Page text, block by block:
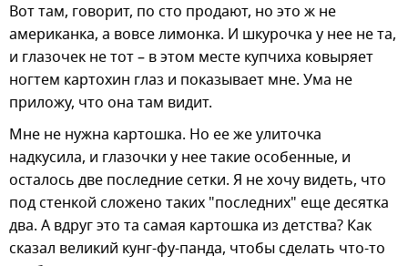
Вот там, говорит, по сто продают, но это ж не
американка, а вовсе лимонка. И шкурочка у нее не та,
и глазочек не тот – в этом месте купчиха ковыряет
ногтем картохин глаз и показывает мне. Ума не
приложу, что она там видит.
Мне не нужна картошка. Но ее же улиточка
надкусила, и глазочки у нее такие особенные, и
осталось две последние сетки. Я не хочу видеть, что
под стенкой сложено таких "последних" еще десятка
два. А вдруг это та самая картошка из детства? Как
сказал великий кунг-фу-панда, чтобы сделать что-то